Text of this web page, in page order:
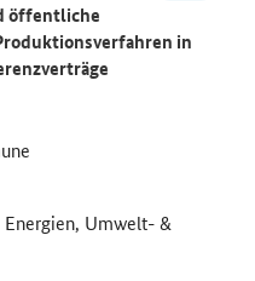
öffentliche
in
Energien, Umwelt- &